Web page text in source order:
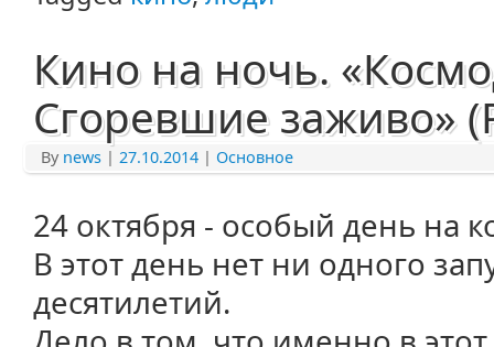
Кино на ночь.
Сгоревшие заживо»
By news | 27.10.2014 | Основное
24 октября - особый день на
В этот день нет ни одного
десятилетий.